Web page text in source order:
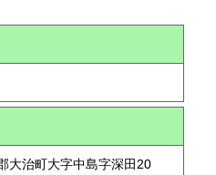
大治町大字中島字深田20